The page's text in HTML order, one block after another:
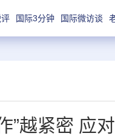
国际3分钟 国际微访谈
”越紧密 应